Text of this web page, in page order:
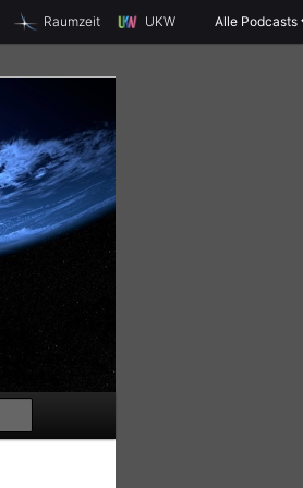
Raumzeit UKW Alle Podcasts
u